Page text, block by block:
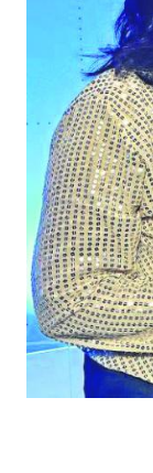
Previous